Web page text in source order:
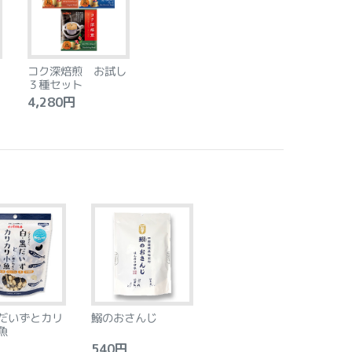
コク深焙煎 お試し
３種セット
4,280円
いずとカリ 鰯のおさんじ